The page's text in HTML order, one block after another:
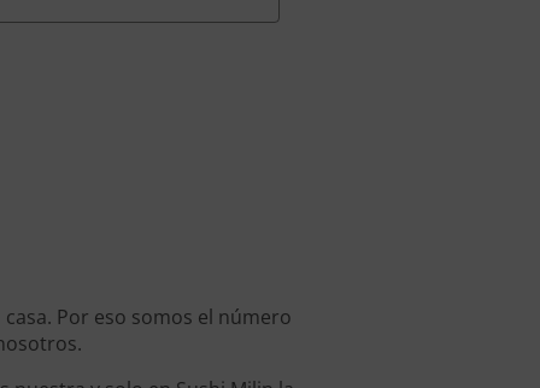
Por eso somos el número